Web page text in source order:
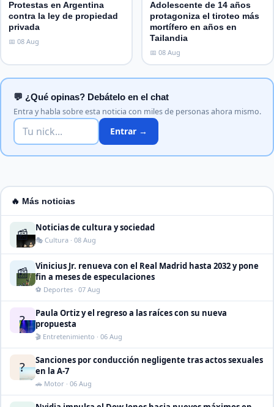
Protestas en Argentina
contra la ley de propiedad
privada
📅 08 Aug
Adolescente de 14 años
protagoniza el tiroteo más
mortífero en años en
Tailandia
📅 08 Aug
💬 ¿Qué opinas? Debátelo en el chat
Entra y habla sobre esta noticia con miles de personas ahora mismo.
Entrar →
🔥 Más noticias
📰 Noticias de cultura y sociedad
🎭 Cultura · 08 Aug
📰
Vinicius Jr. renueva con el Real Madrid hasta 2032 y pone
fin a meses de especulaciones
⚽ Deportes · 07 Aug
?
Paula Ortiz y el regreso a las raíces con su nueva
propuesta
🎬 Entretenimiento · 06 Aug
?
Sanciones por conducción negligente tras actos sexuales
en la A-7
🚗 Motor · 06 Aug